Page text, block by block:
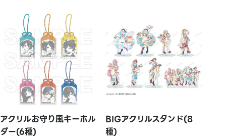
アクリルお守り風キーホル
ダー(6種)
BIGアクリルスタンド(8
種)